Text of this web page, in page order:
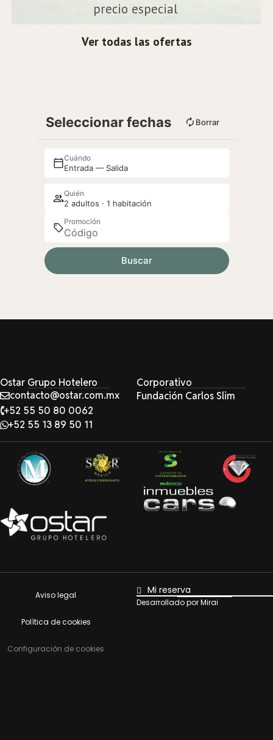
precio especial
Ver todas las ofertas
Seleccionar fechas Borrar
Cuándo
Entrada — Salida
Quién
2 adultos · 1 habitación
Promoción
Buscar
Ostar Grupo Hotelero
contacto@ostar.com.mx
+52 55 50 80 0062
+52 55 13 89 50 11
Corporativo
Fundación Carlos Slim
Aviso legal
Política de cookies
Configuración de cookies
Mi reserva
Desarrollado porMirai